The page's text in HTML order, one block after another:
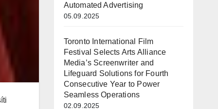
Automated Advertising
05.09.2025
Toronto International Film
Festival Selects Arts Alliance
Media’s Screenwriter and
Lifeguard Solutions for Fourth
Consecutive Year to Power
Seamless Operations
02.09.2025